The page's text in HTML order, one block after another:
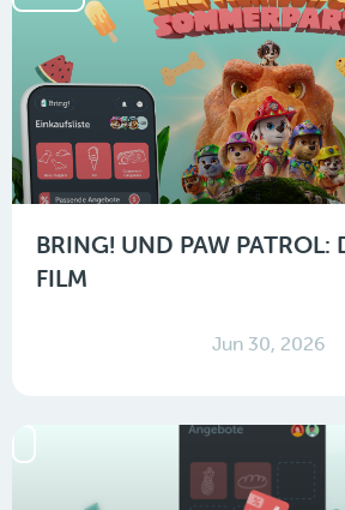
BRING! UND PAW PATROL:
FILM
Jun 30, 2026